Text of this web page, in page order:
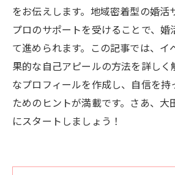
をお伝えします。地域密着型の婚活
プロのサポートを受けることで、婚
て進められます。この記事では、イ
果的な自己アピールの方法を詳しく
なプロフィールを作成し、自信を持
ためのヒントが満載です。さあ、大
にスタートしましょう！